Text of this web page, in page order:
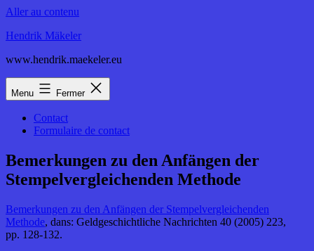
Aller au contenu
Hendrik Mäkeler
www.hendrik.maekeler.eu
Menu Fermer
Contact
Formulaire de contact
Bemerkungen zu den Anfängen der
Stempelvergleichenden Methode
Bemerkungen zu den Anfängen der Stempelvergleichenden
Methode, dans: Geldgeschichtliche Nachrichten 40 (2005) 223,
pp. 128-132.